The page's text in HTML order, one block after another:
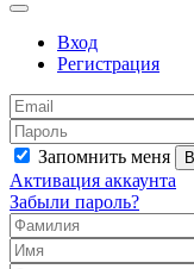
Вход
Регистрация
Запомнить меня
Активация аккаунта
Забыли пароль?